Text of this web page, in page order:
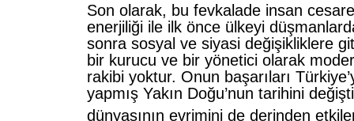
Son olarak, bu fevkalade insan
enerjiliği ile ilk önce ülkeyi
sonra sosyal ve siyasi değişikliklere
bir kurucu ve bir yönetici olarak
rakibi yoktur. Onun başarıları
yapmış Yakın Doğu’nun tarihini
dünyasının evrimini de derinden